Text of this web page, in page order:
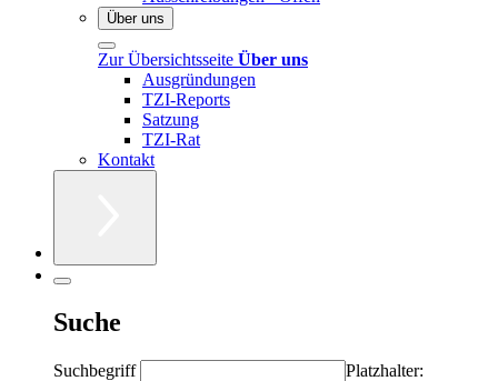
Über uns
Zur Übersichtsseite Über uns
Ausgründungen
TZI-Reports
Satzung
TZI-Rat
Kontakt
Suche
Suchbegriff
Platzhalter: